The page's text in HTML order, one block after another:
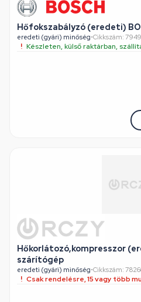
Hőfokszabályzó (eredeti)
eredeti (gyári) minőség•Cikkszám:
Készleten, külső raktárban,
Hőkorlátozó,kompresszor
szárítógép
eredeti (gyári) minőség•Cikkszám:
Csak rendelésre, 15 vagy több